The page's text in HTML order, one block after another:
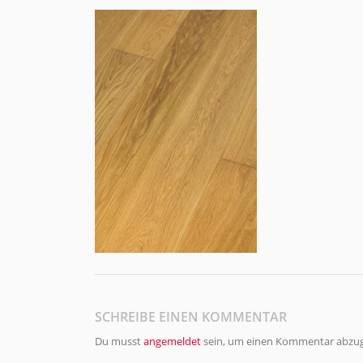
SCHREIBE EINEN KOMMENTAR
Du musstangemeldetsein, um einen Kommentar